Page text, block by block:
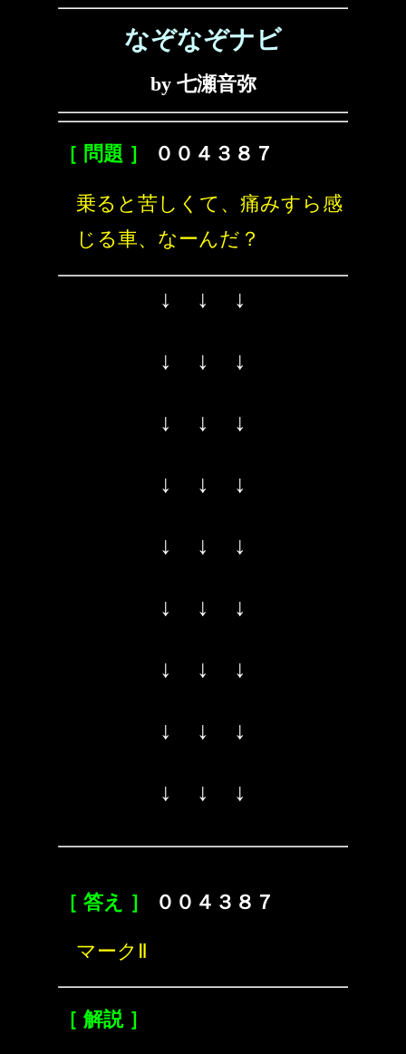
なぞなぞナビ
by 七瀬音弥
［ 問題 ］ ００４３８７
乗ると苦しくて、痛みすら感
じる車、なーんだ？
↓ ↓ ↓
↓ ↓ ↓
↓ ↓ ↓
↓ ↓ ↓
↓ ↓ ↓
↓ ↓ ↓
↓ ↓ ↓
↓ ↓ ↓
↓ ↓ ↓
［ 答え ］ ００４３８７
マークⅡ
［ 解説 ］